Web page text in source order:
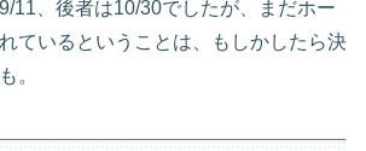
11、後者は10/30でしたが、まだホー
ているということは、もしかしたら決
。